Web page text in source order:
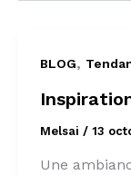
BLOG,
Melsai / 13
Une